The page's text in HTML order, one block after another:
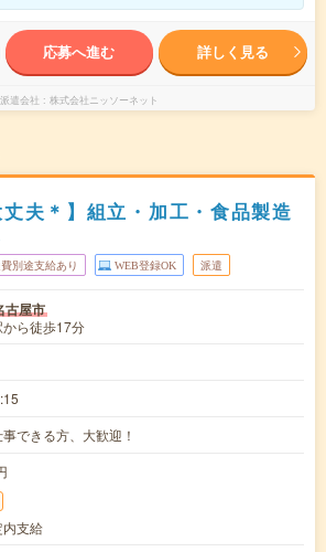
応募へ進む 詳しく見る
派遣会社 株式会社ニッソーネット
丈夫＊】組立・加工・食品製造
別途支給あり WEB登録OK 派遣
古屋市
から徒歩17分
できる方、大歓迎！
支給